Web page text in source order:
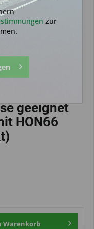
geeignet
HON66
Warenkorb
zur